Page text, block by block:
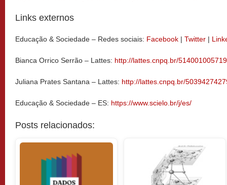
Links externos
Educação & Sociedade – Redes sociais: Facebook | Twitter |
Bianca Orrico Serrão – Lattes: http://lattes.cnpq.br/
Juliana Prates Santana – Lattes: http://lattes.cnpq.br/
Educação & Sociedade – ES: https://www.scielo.br/j/es/
Posts relacionados: